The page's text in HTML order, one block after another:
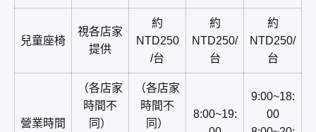
兒童座椅
視各店家
提供
約
NTD250
/台
約
NTD250/
台
約
NTD250/
台
營業時間
（各店家
時間不
同）
（各店家
時間不
同）
8:00~19:
9:00~18:
00